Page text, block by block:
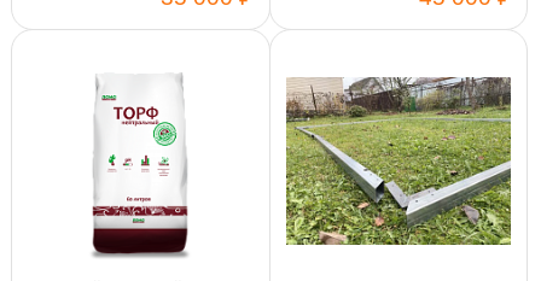
Поликарбонат:
Sellex
Vinterhas Phyto
Vinterhas
Поликарбонат: Sellex
Vinterhas Phyto
Vinterhas